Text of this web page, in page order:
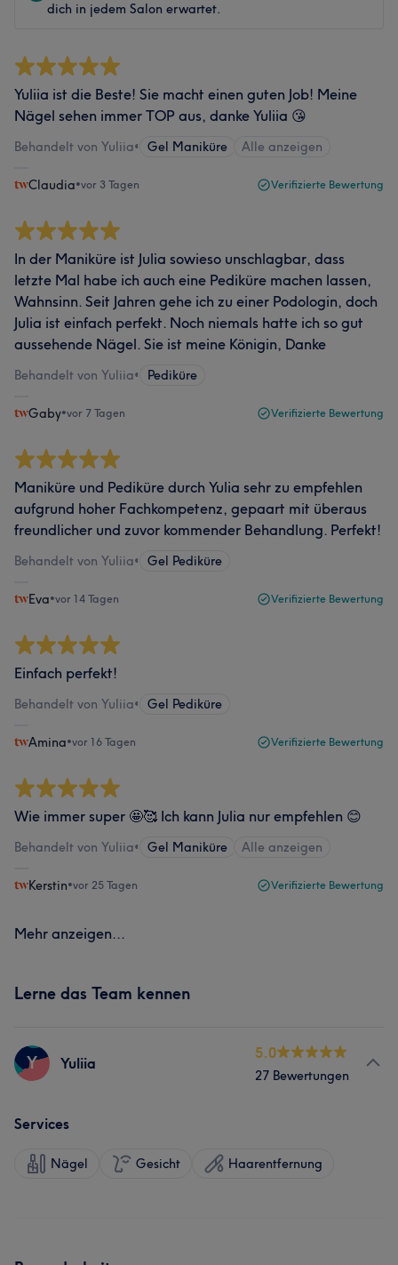
dich in jedem Salon erwartet.
Yuliia ist die Beste! Sie macht einen guten Job! Meine
Nägel sehen immer TOP aus, danke Yuliia 😘
Behandelt von Yuliia• Gel Maniküre Alle anzeigen
Claudia•vor 3 Tagen Verifizierte Bewertung
In der Maniküre ist Julia sowieso unschlagbar, dass
letzte Mal habe ich auch eine Pediküre machen lassen,
Wahnsinn. Seit Jahren gehe ich zu einer Podologin, doch
Julia ist einfach perfekt. Noch niemals hatte ich so gut
aussehende Nägel. Sie ist meine Königin, Danke
Behandelt von Yuliia• Pediküre
Gaby•vor 7 Tagen Verifizierte Bewertung
Maniküre und Pediküre durch Yulia sehr zu empfehlen
aufgrund hoher Fachkompetenz, gepaart mit überaus
freundlicher und zuvor kommender Behandlung. Perfekt!
Behandelt von Yuliia• Gel Pediküre
Eva•vor 14 Tagen Verifizierte Bewertung
Einfach perfekt!
Behandelt von Yuliia• Gel Pediküre
Amina•vor 16 Tagen Verifizierte Bewertung
Wie immer super 🤩🥰 Ich kann Julia nur empfehlen 😊
Behandelt von Yuliia• Gel Maniküre Alle anzeigen
Kerstin•vor 25 Tagen Verifizierte Bewertung
Mehr anzeigen...
Lerne das Team kennen
Y Yuliia
5.0
27 Bewertungen
Services
Nägel Gesicht Haarentfernung